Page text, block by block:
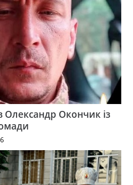
Олександр Окончик із